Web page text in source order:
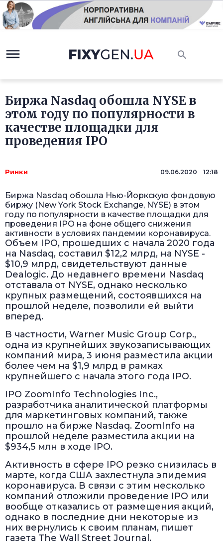
Биржа Nasdaq обошла NYSE в
этом году по популярности в
качестве площадки для
проведения IPO
Ринки 09.06.2020 12:18
Биржа Nasdaq обошла Нью-Йоркскую фондовую
биржу (New York Stock Exchange, NYSE) в этом
году по популярности в качестве площадки для
проведения IPO на фоне общего снижения
активности в условиях пандемии коронавируса.
Объем IPO, прошедших с начала 2020 года
на Nasdaq, составил $12,2 млрд, на NYSE -
$10,9 млрд, свидетельствуют данные
Dealogic. До недавнего времени Nasdaq
отставала от NYSE, однако несколько
крупных размещений, состоявшихся на
прошлой неделе, позволили ей выйти
вперед.
В частности, Warner Music Group Corp.,
одна из крупнейших звукозаписывающих
компаний мира, 3 июня разместила акции
более чем на $1,9 млрд в рамках
крупнейшего с начала этого года IPO.
IPO ZoomInfo Technologies Inc.,
разработчика аналитической платформы
для маркетинговых компаний, также
прошло на бирже Nasdaq. ZoomInfo на
прошлой неделе разместила акции на
$934,5 млн в ходе IPO.
Активность в сфере IPO резко снизилась в
марте, когда США захлестнула эпидемия
коронавируса. В связи с этим несколько
компаний отложили проведение IPO или
вообще отказались от размещения акций,
однако в последние дни некоторые из
них вернулись к своим планам, пишет
газета The Wall Street Journal.